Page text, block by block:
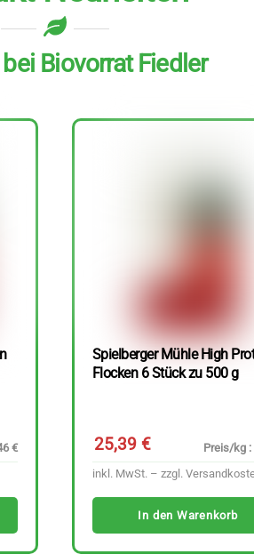
Biovorrat Fiedler
€
Spielberger Mühle High
Flocken 6 Stück zu 500 g
25,39 €
Preis/kg :
inkl. MwSt. – zzgl.
In den Warenkorb